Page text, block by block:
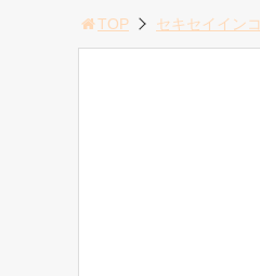
TOP セキセイインコ